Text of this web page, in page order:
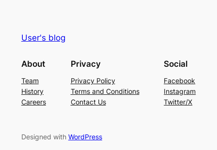
User's blog
About
Team
History
Careers
Privacy
Privacy Policy
Terms and Conditions
Contact Us
Social
Facebook
Instagram
Twitter/X
Designed with WordPress